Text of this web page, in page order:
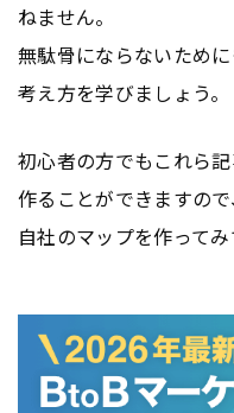
ねません。
無駄骨にならないため
考え方を学びましょう。
初心者の方でもこれら
作ることができますの
自社のマップを作ってみ